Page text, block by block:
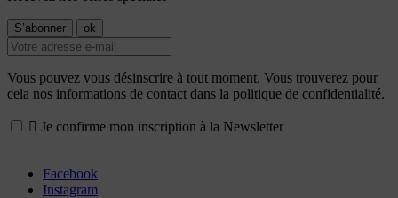
Vous pouvez vous désinscrire à tout moment. Vous trouverez pour
cela nos informations de contact dans la politique de confidentialité.
 Je confirme mon inscription à la Newsletter
Facebook
Instagram